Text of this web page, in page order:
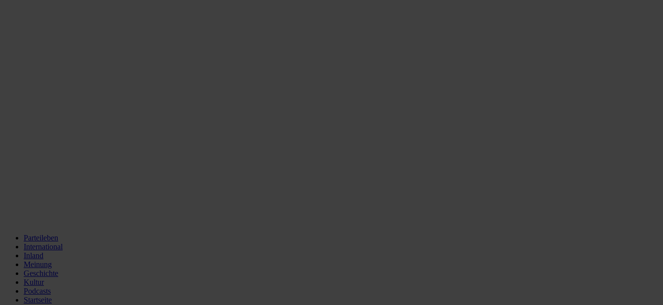
Parteileben
International
Inland
Meinung
Geschichte
Kultur
Podcasts
Startseite